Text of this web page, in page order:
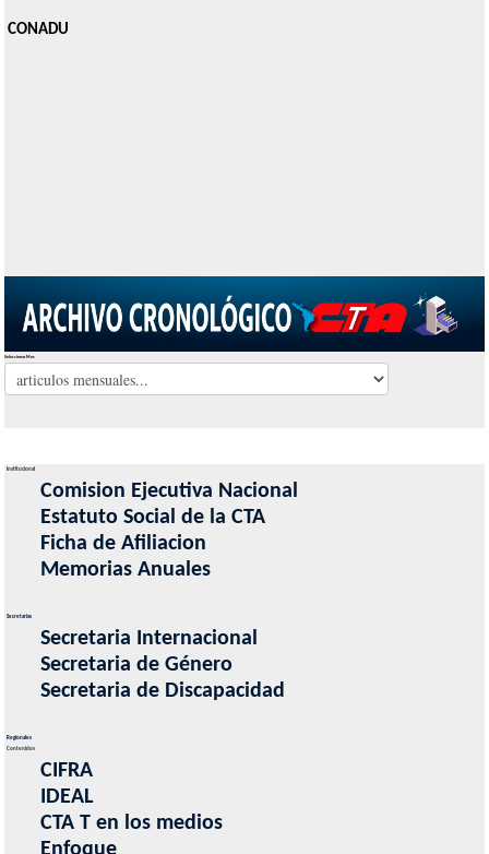
CONADU
Seleccionar Mes
Institucional
Comision Ejecutiva Nacional
Estatuto Social de la CTA
Ficha de Afiliacion
Memorias Anuales
Secretarias
Secretaria Internacional
Secretaria de Género
Secretaria de Discapacidad
Regionales
Contenidos
CIFRA
IDEAL
CTA T en los medios